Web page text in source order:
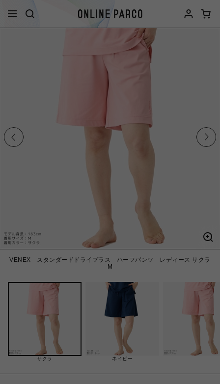
VENEX スタンダードドライプラス ハーフパンツ レディース サクラ
M
サクラ ネイビー